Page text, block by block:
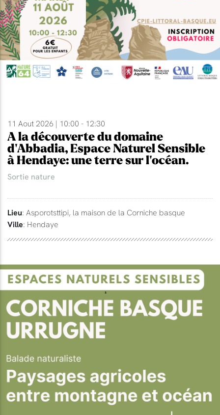
11 Aout 2026 | 10:00 - 12:30
A la découverte du domaine
d'Abbadia, Espace Naturel Sensible
à Hendaye: une terre sur l'océan.
Sortie nature
Lieu: Asporotsttipi, la maison de la Corniche basque
Ville: Hendaye